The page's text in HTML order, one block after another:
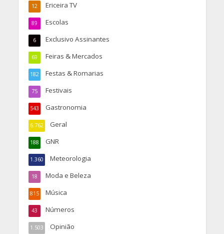
Ericeira TV
12
Escolas
89
Exclusivo Assinantes
6
Feiras & Mercados
69
Festas & Romarias
182
Festivais
75
Gastronomia
543
Geral
6.762
GNR
188
Meteorologia
1.360
Moda e Beleza
18
Música
815
Números
43
Opinião
1.503